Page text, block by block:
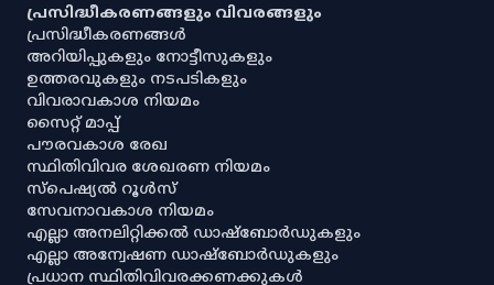
പ്രസിദ്ധീകരണങ്ങളും വിവരങ്ങളും
പ്രസിദ്ധീകരണങ്ങൾ
അറിയിപ്പുകളും നോട്ടീസുകളും
ഉത്തരവുകളും നടപടികളും
വിവരാവകാശ നിയമം
സൈറ്റ് മാപ്പ്
പൗരവകാശ രേഖ
സ്ഥിതിവിവര ശേഖരണ നിയമം
സ്‌പെഷ്യൽ റൂൾസ്
സേവനാവകാശ നിയമം
എല്ലാ അനലിറ്റിക്കൽ ഡാഷ്‌ബോർഡുകളും
എല്ലാ അന്വേഷണ ഡാഷ്‌ബോർഡുകളും
പ്രധാന സ്ഥിതിവിവരക്കണക്കുകൾ